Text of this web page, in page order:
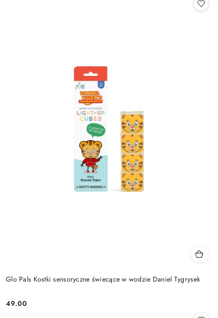
Glo Pals Kostki sensoryczne świecące w wodzie Daniel Tygrysek
Cena:
49.00